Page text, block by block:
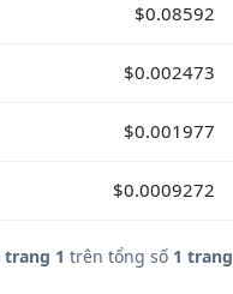
$0.08592
$0.002473
$0.001977
$0.0009272
trang 1 trên tổng số 1 trang